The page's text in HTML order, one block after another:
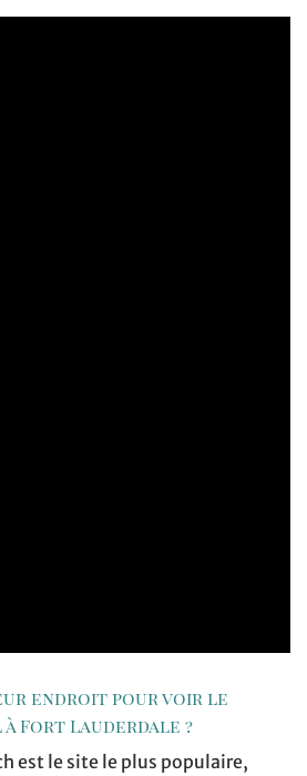
endroit pour voir le
Fort Lauderdale ?
est le site le plus populaire,